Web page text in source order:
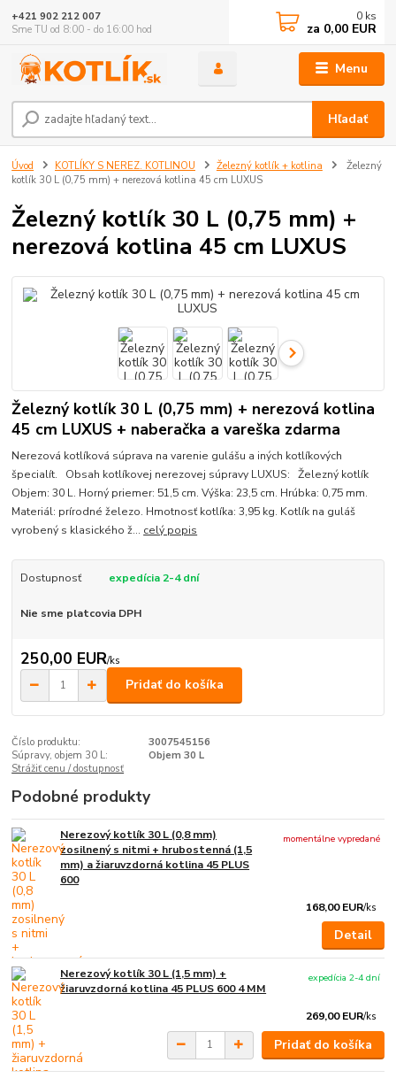
Menu
Hľadať
+421 902 212 007
Sme TU od 8:00 - do 16:00 hod
0 ks
za 0,00 EUR
Úvod KOTLÍKY S NEREZ. KOTLINOU Železný kotlík + kotlina
Železný
kotlík 30 L (0,75 mm) + nerezová kotlina 45 cm LUXUS
Železný kotlík 30 L (0,75 mm) +
nerezová kotlina 45 cm LUXUS
Železný kotlík 30 L (0,75 mm) + nerezová kotlina
45 cm LUXUS + naberačka a vareška zdarma
Nerezová kotlíková súprava na varenie gulášu a iných kotlíkových
špecialít. Obsah kotlíkovej nerezovej súpravy LUXUS: Železný kotlík
Objem: 30 L. Horný priemer: 51,5 cm. Výška: 23,5 cm. Hrúbka: 0,75 mm.
Materiál: prírodné železo. Hmotnosť kotlíka: 3,95 kg. Kotlík na guláš
vyrobený s klasického ž... celý popis
Dostupnosť expedícia 2-4 dní
Nie sme platcovia DPH
250,00 EUR/ks
Pridať do košíka
Číslo produktu:
3007545156
Súpravy, objem 30 L:
Objem 30 L
Strážiť cenu / dostupnosť
Podobné produkty
Nerezový kotlík 30 L (0,8 mm)
zosilnený s nitmi + hrubostenná (1,5
mm) a žiaruvzdorná kotlina 45 PLUS
600
168,00 EUR/ks
momentálne vypredané
Detail
Nerezový kotlík 30 L (1,5 mm) +
žiaruvzdorná kotlina 45 PLUS 600 4 MM
269,00 EUR/ks
expedícia 2-4 dní
Pridať do košíka